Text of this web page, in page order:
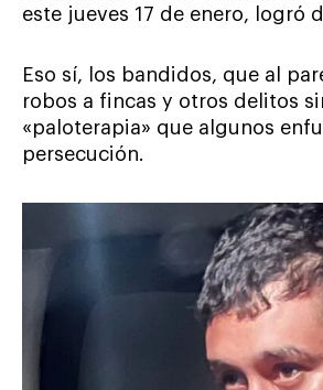
este jueves 17 de enero, logró
Eso sí, los bandidos, que al
robos a fincas y otros delitos
«paloterapia» que algunos
persecución.